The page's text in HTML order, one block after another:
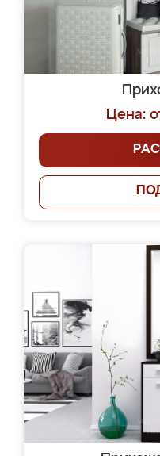
Цена: